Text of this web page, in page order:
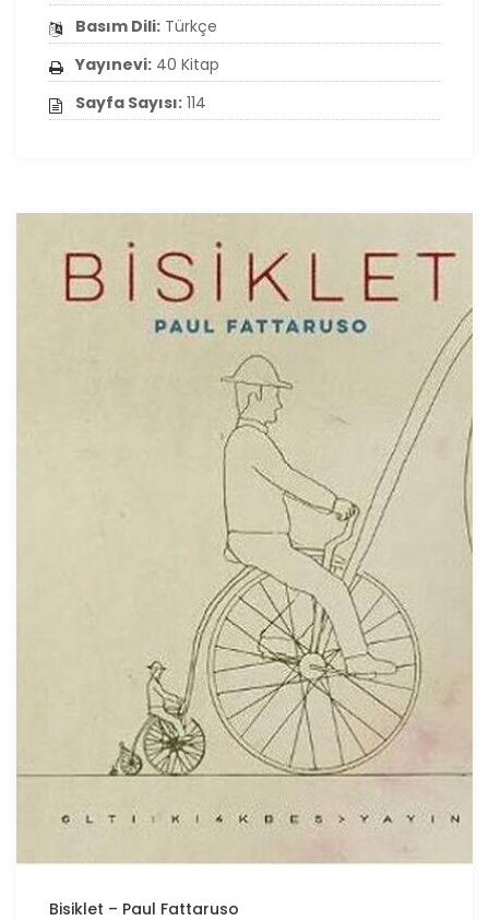
Basım Dili: Türkçe
Yayınevi: 40 Kitap
Sayfa Sayısı: 114
Bisiklet – Paul Fattaruso